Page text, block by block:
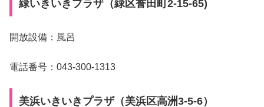
緑いきいきプラザ（緑区誉田町2-15-65)
開放設備：風呂
電話番号：043-300-1313
美浜いきいきプラザ（美浜区高洲3-5-6）